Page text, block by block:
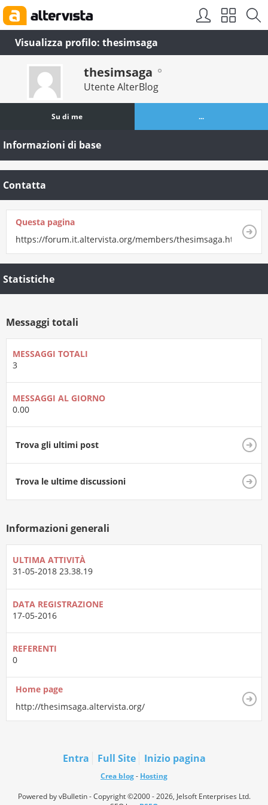
Visualizza profilo: thesimsaga
thesimsaga
Utente AlterBlog
Su di me ...
Informazioni di base
Contatta
Questa pagina
https://forum.it.altervista.org/members/thesimsaga.html
Statistiche
Messaggi totali
MESSAGGI TOTALI
3
MESSAGGI AL GIORNO
0.00
Trova gli ultimi post
Trova le ultime discussioni
Informazioni generali
ULTIMA ATTIVITÀ
31-05-2018 23.38.19
DATA REGISTRAZIONE
17-05-2016
REFERENTI
0
Home page
http://thesimsaga.altervista.org/
Entra Full Site Inizio pagina
Crea blog- Hosting
Powered by vBulletin - Copyright ©2000 - 2026, Jelsoft Enterprises Ltd.